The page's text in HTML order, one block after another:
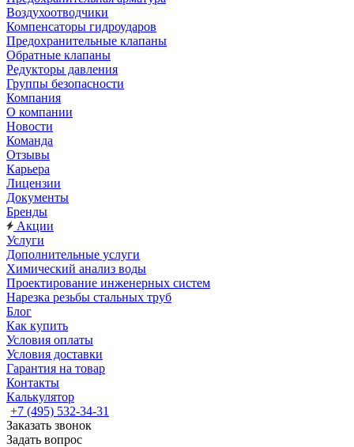
Воздухоотводчики
Компенсаторы гидроударов
Предохранительные клапаны
Обратные клапаны
Редукторы давления
Группы безопасности
Компания
О компании
Новости
Команда
Отзывы
Карьера
Лицензии
Документы
Бренды
Акции
Услуги
Дополнительные услуги
Химический анализ воды
Проектирование инженерных систем
Нарезка резьбы стальных труб
Блог
Как купить
Условия оплаты
Условия доставки
Гарантия на товар
Контакты
Калькулятор
+7 (495) 532‑34‑31
Заказать звонок
Задать вопрос